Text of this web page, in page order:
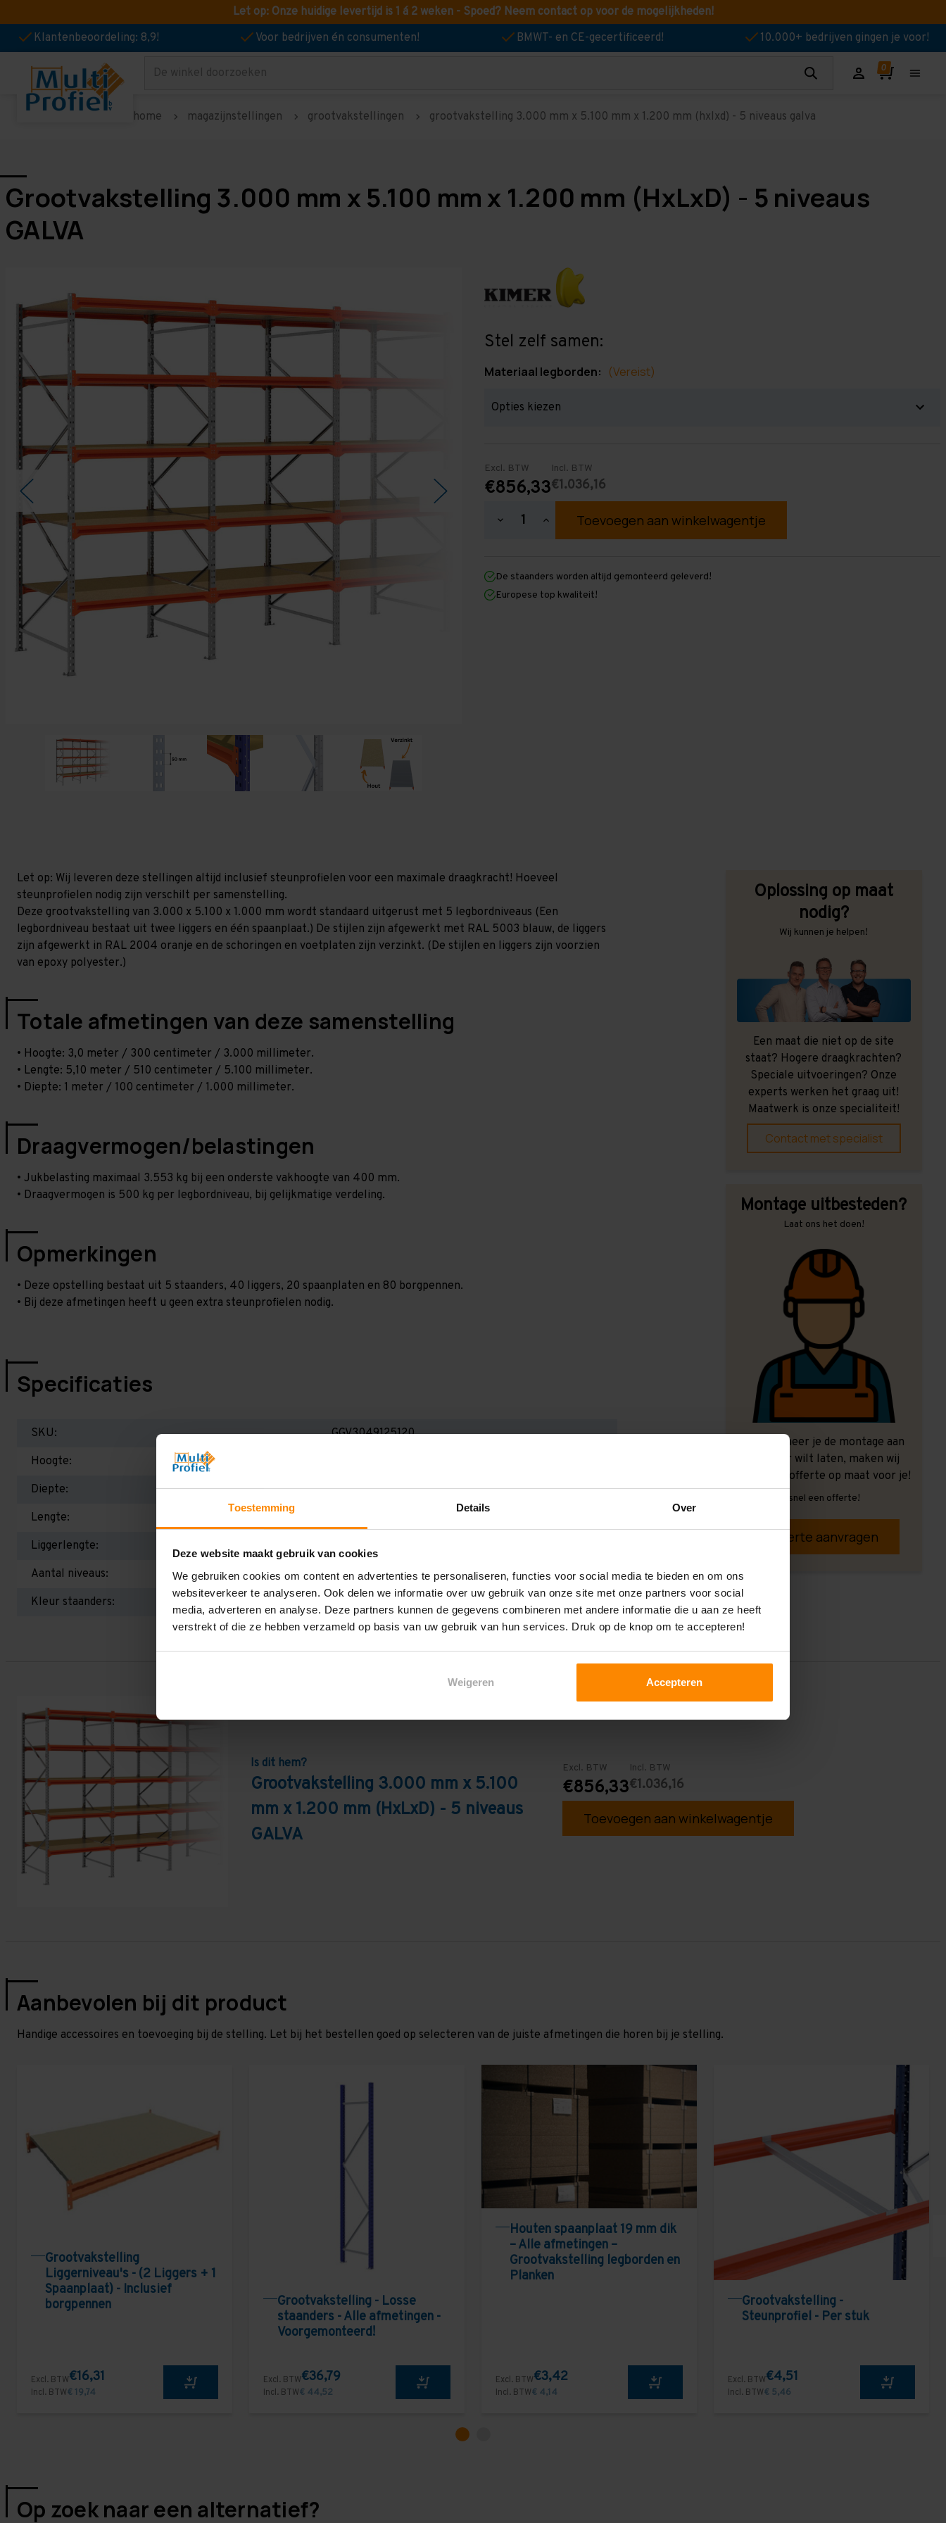
Toestemming Details Over
Deze website maakt gebruik van cookies
We gebruiken cookies om content en advertenties te personaliseren, functies voor social media te bieden en om ons
websiteverkeer te analyseren. Ook delen we informatie over uw gebruik van onze site met onze partners voor social
media, adverteren en analyse. Deze partners kunnen de gegevens combineren met andere informatie die u aan ze heeft
verstrekt of die ze hebben verzameld op basis van uw gebruik van hun services. Druk op de knop om te accepteren!
Weigeren Accepteren
Let op: Onze huidige levertijd is 1 á 2 weken - Spoed? Neem contact op voor de mogelijkheden!
Klantenbeoordeling: 8,9!
Voor bedrijven én consumenten! BMWT- en CE-gecertificeerd! 10.000+ bedrijven gingen je voor!
Zoeken
home magazijnstellingen grootvakstellingen grootvakstelling 3.000 mm x 5.100 mm x 1.200 mm (hxlxd) - 5 niveaus galva
Grootvakstelling 3.000 mm x 5.100 mm x 1.200 mm (HxLxD) - 5 niveaus
GALVA
Stel zelf samen:
Materiaal legborden: (Vereist)
Excl. BTW
€856,33
Incl. BTW
€1.036,16
Hoeveelheid
3.000
mm
x
5.100
Hoeveelheid
verhogen
3.000
mm
x
5.100
De staanders worden altijd gemonteerd geleverd!
Europese top kwaliteit!
Let op: Wij leveren deze stellingen altijd inclusief steunprofielen voor een maximale draagkracht! Hoeveel
steunprofielen nodig zijn verschilt per samenstelling.
Deze grootvakstelling van 3.000 x 5.100 x 1.000 mm wordt standaard uitgerust met 5 legbordniveaus (Een
legbordniveau bestaat uit twee liggers en één spaanplaat.) De stijlen zijn afgewerkt met RAL 5003 blauw, de liggers
zijn afgewerkt in RAL 2004 oranje en de schoringen en voetplaten zijn verzinkt. (De stijlen en liggers zijn voorzien
van epoxy polyester.)
Totale afmetingen van deze samenstelling
• Hoogte: 3,0 meter / 300 centimeter / 3.000 millimeter.
• Lengte: 5,10 meter / 510 centimeter / 5.100 millimeter.
• Diepte: 1 meter / 100 centimeter / 1.000 millimeter.
Draagvermogen/belastingen
• Jukbelasting maximaal 3.553 kg bij een onderste vakhoogte van 400 mm.
• Draagvermogen is 500 kg per legbordniveau, bij gelijkmatige verdeling.
Opmerkingen
• Deze opstelling bestaat uit 5 staanders, 40 liggers, 20 spaanplaten en 80 borgpennen.
• Bij deze afmetingen heeft u geen extra steunprofielen nodig.
Specificaties
SKU:
GGV3049125120
Hoogte:
Diepte:
1.200 mm
Lengte:
Liggerlengte:
1.200 mm
Aantal niveaus:
5
Kleur staanders:
Oplossing op maat
nodig?
Wij kunnen je helpen!
Een maat die niet op de site
staat? Hogere draagkrachten?
Speciale uitvoeringen? Onze
experts werken het graag uit!
Maatwerk is onze specialiteit!
Contact met specialist
Montage uitbesteden?
Laat ons het doen!
Ook wanneer je de montage aan
ons over wilt laten, maken wij
graag een offerte op maat voor je!
Vrijblijvend, snel een offerte!
Offerte aanvragen
Is dit hem?
Grootvakstelling 3.000 mm x 5.100
mm x 1.200 mm (HxLxD) - 5 niveaus
GALVA
Excl. BTW
€856,33
Incl. BTW
€1.036,16
Toevoegen aan winkelwagentje
Aanbevolen bij dit product
Handige accessoires en toevoeging bij de stelling. Let bij het bestellen goed op selecteren van de juiste afmetingen die horen bij je stelling.
Grootvakstelling
Liggerniveau's - (2 Liggers + 1
Spaanplaat) - Inclusief
borgpennen
Excl. BTW€16,31
Incl. BTW€ 19,74
Grootvakstelling - Losse
staanders - Alle afmetingen -
Voorgemonteerd!
Excl. BTW€36,79
Incl. BTW€ 44,52
Houten spaanplaat 19 mm dik
– Alle afmetingen –
Grootvakstelling legborden en
Planken
Excl. BTW€3,42
Incl. BTW€ 4,14
Grootvakstelling -
Steunprofiel - Per stuk
Excl. BTW€4,51
Incl. BTW€ 5,46
Op zoek naar een alternatief?